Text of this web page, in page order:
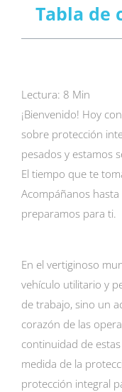
Tabla de
Lectura: 8 Min
¡Bienvenido! Hoy
sobre protección
pesados y estamos
El tiempo que te
Acompáñanos
preparamos para ti.
En el vertiginoso
vehículo utilitario y
de trabajo, sino un
corazón de las
continuidad de
medida de la
protección integral